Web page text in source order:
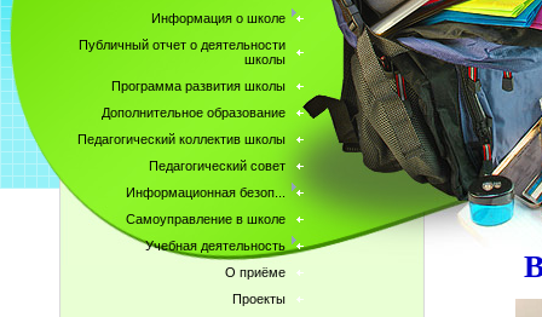
Информация о школе
Публичный отчет о деятельности
школы
Программа развития школы
Дополнительное образование
Педагогический коллектив школы
Педагогический совет
Информационная безоп...
Самоуправление в школе
Учебная деятельность
О приёме
Проекты